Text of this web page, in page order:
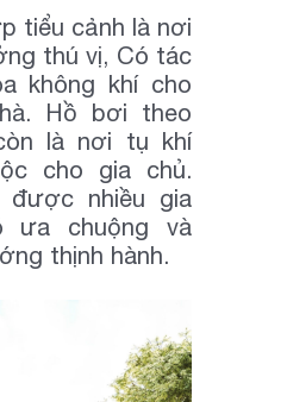
tiểu cảnh là nơi
thú vị, Có tác
không khí cho
Hồ bơi theo
là nơi tụ khí
cho gia chủ.
được nhiều gia
ưa chuộng và
thịnh hành.